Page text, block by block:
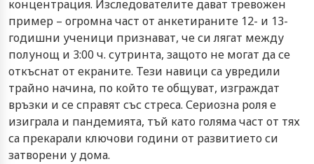
концентрация. Изследователите дават тревожен
пример – огромна част от анкетираните 12- и 13-
годишни ученици признават, че си лягат между
полунощ и 3:00 ч. сутринта, защото не могат да се
откъснат от екраните. Тези навици са увредили
трайно начина, по който те общуват, изграждат
връзки и се справят със стреса. Сериозна роля е
изиграла и пандемията, тъй като голяма част от тях
са прекарали ключови години от развитието си
затворени у дома.